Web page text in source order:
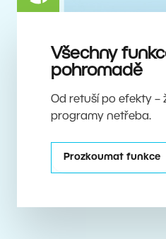
Všechny
pohromadě
Od retuší po efekty –
programy netřeba.
Prozkoumat funkce